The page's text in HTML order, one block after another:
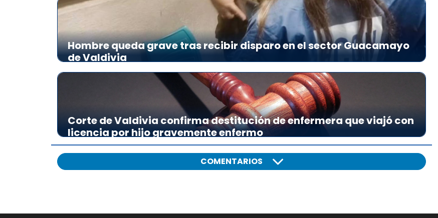
c
h
a
a
a
b
Hombre queda grave tras recibir disparo en el sector Guacamayo
de Valdivia
Corte de Valdivia confirma destitución de enfermera que viajó con
licencia por hijo gravemente enfermo
COMENTARIOS